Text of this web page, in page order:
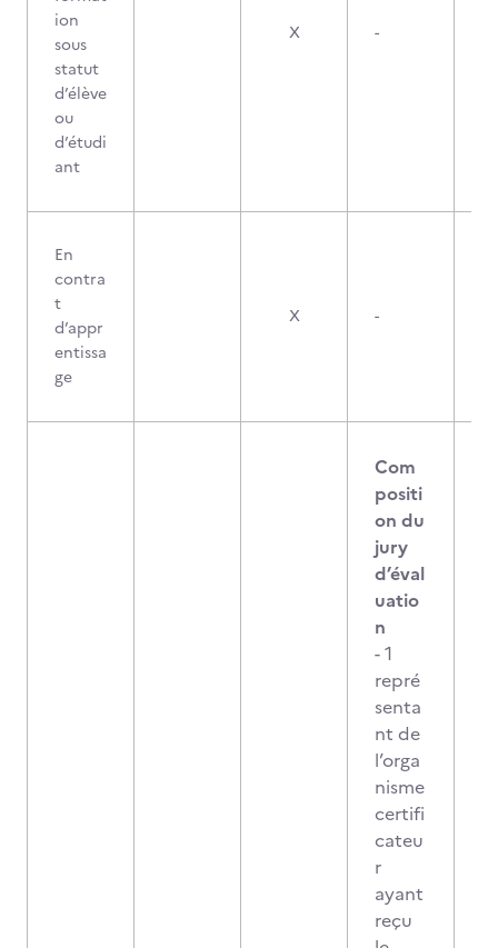
ion
sous
statut
d’élève
ou
d’étudi
ant
X -
En
contra
t
d’appr
entissa
ge
X -
Com
positi
on du
jury
d’éval
uatio
n
- 1
repré
senta
nt de
l’orga
nisme
certifi
cateu
r
ayant
reçu